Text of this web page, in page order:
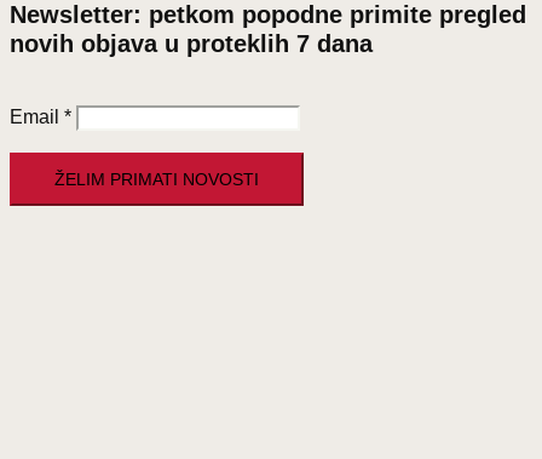
Newsletter: petkom popodne primite pregled
novih objava u proteklih 7 dana
Email *